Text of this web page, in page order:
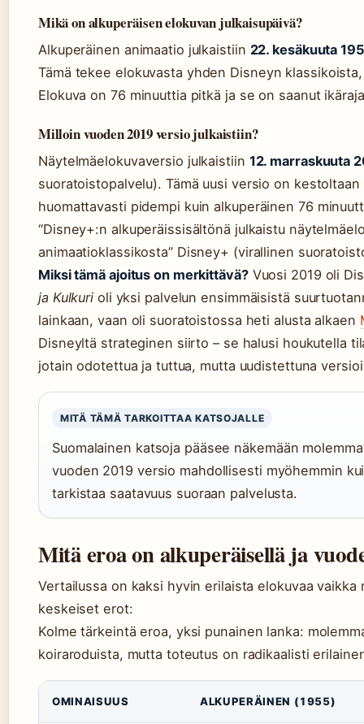
Mikä on alkuperäisen elokuvan julkaisupäivä?
Alkuperäinen animaatio julkaistiin 22. kesäkuuta
Tämä tekee elokuvasta yhden Disneyn
Elokuva on 76 minuuttia pitkä ja se on saanut
Milloin vuoden 2019 versio julkaistiin?
Näytelmäelokuvaversio julkaistiin 12. marraskuuta
suoratoistopalvelu). Tämä uusi versio on
huomattavasti pidempi kuin alkuperäinen 76
“Disney+:n alkuperäissisältönä julkaistu
animaatioklassikosta” Disney+ (virallinen
Miksi tämä ajoitus on merkittävä?Vuosi 2019 oli
ja Kulkuri oli yksi palvelun ensimmäisistä
lainkaan, vaan oli suoratoistossa heti alusta alkaen
Disneyltä strateginen siirto – se halusi houkutella
jotain odotettua ja tuttua, mutta uudistettuna
MITÄ TÄMÄ TARKOITTAA KATSOJALLE
Suomalainen katsoja pääsee näkemään
vuoden 2019 versio mahdollisesti myöhemmin
tarkistaa saatavuus suoraan palvelusta.
Mitä eroa on alkuperäisellä ja
Vertailussa on kaksi hyvin erilaista elokuvaa vaikka
keskeiset erot:
Kolme tärkeintä eroa, yksi punainen lanka:
koiraroduista, mutta toteutus on radikaalisti
OMINAISUUS ALKUPERÄINEN (1955)